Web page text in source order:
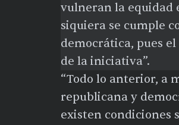
vulneran la equidad
siquiera se cumple
democrática, pues
de la iniciativa”.
“Todo lo anterior, a
republicana y
existen condiciones